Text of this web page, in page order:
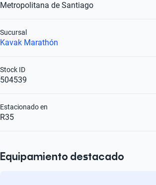
Metropolitana de Santiago
Kavak Marathón
Sucursal
504539
Stock ID
R35
Estacionado en
Equipamiento destacado